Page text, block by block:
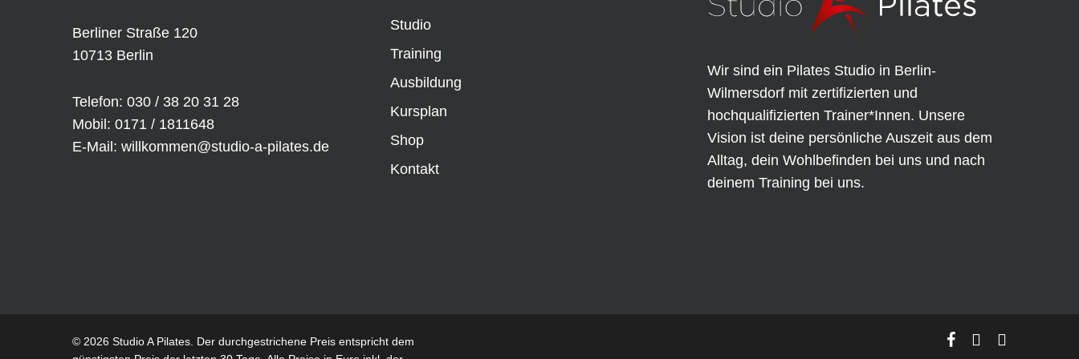
Berliner Straße 120
10713 Berlin
Telefon: 030 / 38 20 31 28
Mobil: 0171 / 1811648
E-Mail: willkommen@studio-a-pilates.de
Studio
Training
Ausbildung
Kursplan
Shop
Kontakt
Wir sind ein Pilates Studio in Berlin-
Wilmersdorf mit zertifizierten und
hochqualifizierten Trainer*Innen. Unsere
Vision ist deine persönliche Auszeit aus dem
Alltag, dein Wohlbefinden bei uns und nach
deinem Training bei uns.
© 2026 Studio A Pilates. Der durchgestrichene Preis entspricht dem
facebookphoneemail